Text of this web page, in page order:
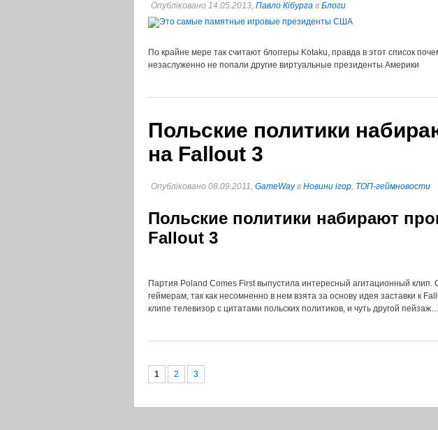
Опубліковано 14.05.2013, Павло Кібурга в Блоги
По крайне мере так считают блоггеры Kotaku, правда в этот список
незаслуженно не попали другие виртуальные президенты Америки
Польские политики
на Fallout 3
Опубліковано 08.09.2011, GameWayв Новини ігор, ТОП-геймновости
Польские политики набирают
Fallout 3
Партия Poland Comes First выпустила интересный агитационный
геймерам, так как несомненно в нем взята за основу идея заставки к
клипе телевизор с цитатами польских политиков, и чуть другой
1 2 3